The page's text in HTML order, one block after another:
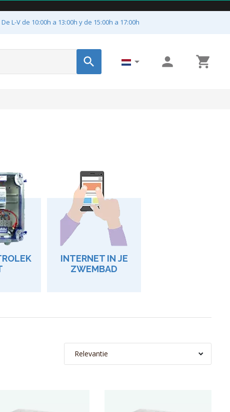
De L-V de 10:00h a 13:00h y de 15:00h a 17:00h
   
INTERNET IN JE
ZWEMBAD
Relevantie